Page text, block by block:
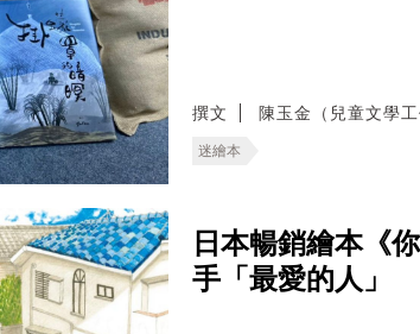
撰文 陳玉金（兒童文學工
迷繪本
日本暢銷繪本《
手「最愛的人」